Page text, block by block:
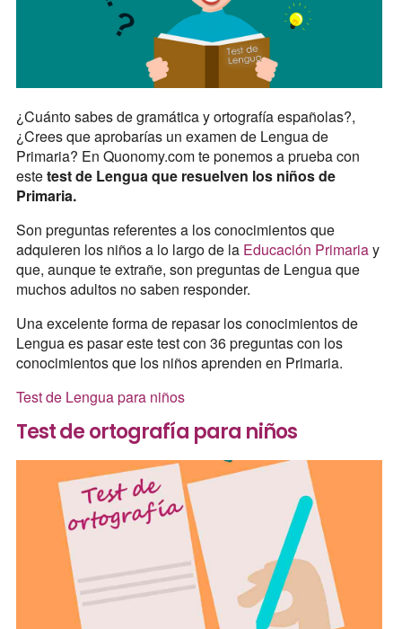
¿Cuánto sabes de gramática y ortografía españolas?,
¿Crees que aprobarías un examen de Lengua de
Primaria? En Quonomy.com te ponemos a prueba con
estetest de Lengua que resuelven los niños de
Primaria.
Son preguntas referentes a los conocimientos que
adquieren los niños a lo largo de la Educación Primariay
que, aunque te extrañe, son preguntas de Lengua que
muchos adultos no saben responder.
Una excelente forma de repasar los conocimientos de
Lengua es pasar este test con 36 preguntas con los
conocimientos que los niños aprenden en Primaria.
Test de Lengua para niños
Test de ortografía para niños